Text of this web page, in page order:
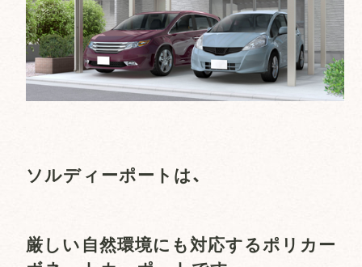
ソルディーポートは、
厳しい自然環境にも対応するポリカー